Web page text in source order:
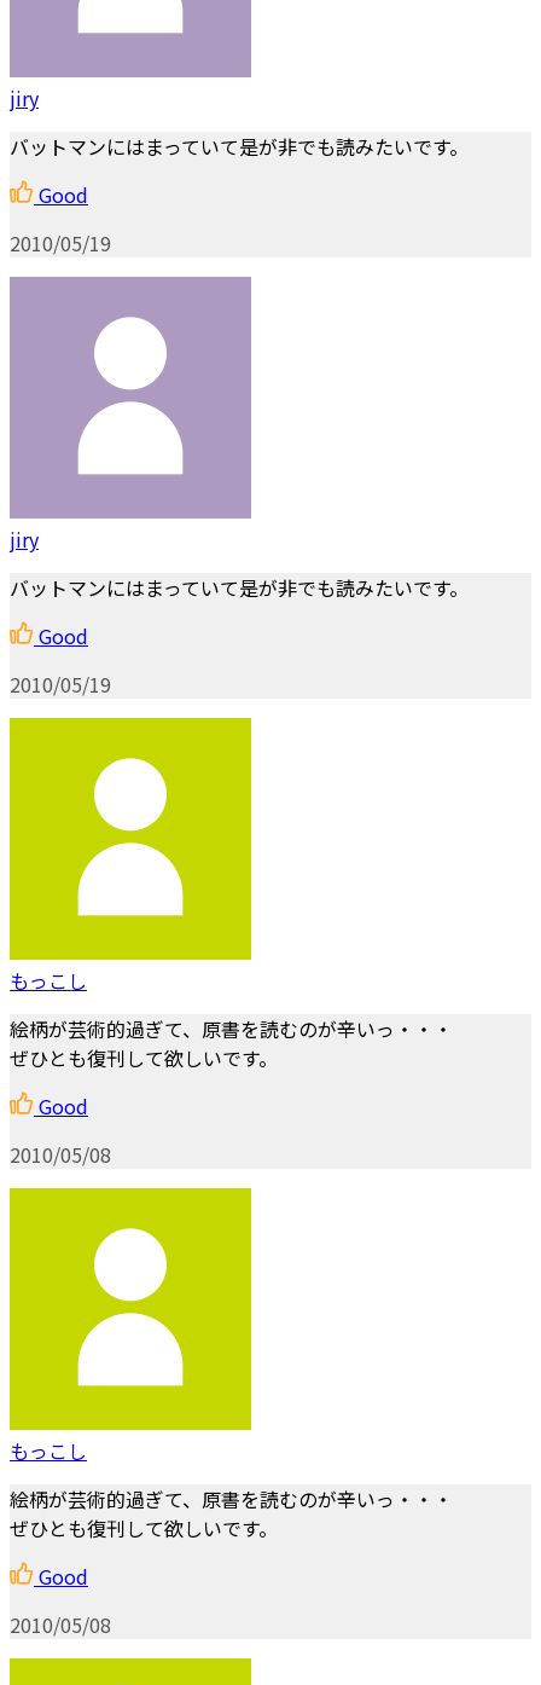
jiry
バットマンにはまっていて是が非でも読みたいです。
Good
2010/05/19
jiry
バットマンにはまっていて是が非でも読みたいです。
Good
2010/05/19
もっこし
絵柄が芸術的過ぎて、原書を読むのが辛いっ・・・
ぜひとも復刊して欲しいです。
Good
2010/05/08
もっこし
絵柄が芸術的過ぎて、原書を読むのが辛いっ・・・
ぜひとも復刊して欲しいです。
Good
2010/05/08